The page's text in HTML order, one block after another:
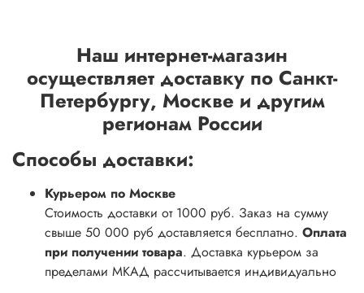
Наш интернет-магазин
осуществляет доставку по Санкт-
Петербургу, Москве и другим
регионам России
Способы доставки:
Курьером по Москве
Стоимость доставки от 1000 руб. Заказ на сумму
свыше 50 000 руб доставляется бесплатно. Оплата
при получении товара. Доставка курьером за
пределами МКАД рассчитывается индивидуально